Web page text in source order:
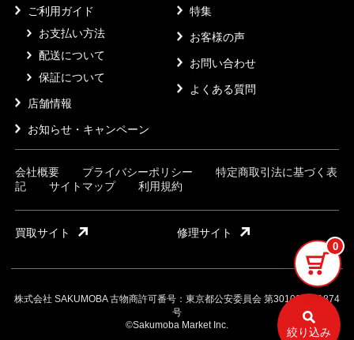
0
絞り込み
ご利用ガイド
お支払い方法
配送について
保証について
店舗情報
お知らせ・キャンペーン
特集
お客様の声
お問い合わせ
よくある質問
会社概要 プライバシーポリシー
特定商取引法に基づく表
記
サイトマップ 利用規約
買取サイト 修理サイト
株式会社 SAKUMOBA 古物商許可番号：東京都公安委員会 第301032121874
号
©Sakumoba Market Inc.